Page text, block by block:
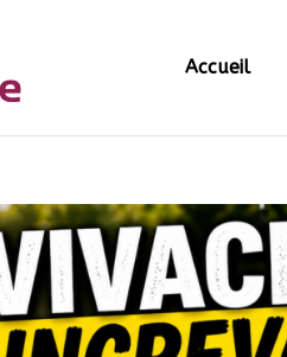
Accueil